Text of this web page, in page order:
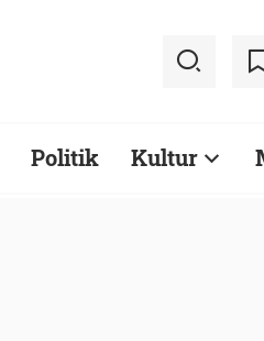
Politik Kultur